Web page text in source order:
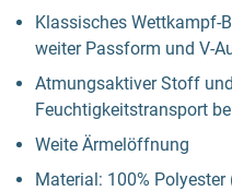
Klassisches Wettkampf-
weiter Passform und V-
Atmungsaktiver Stoff
Feuchtigkeitstransport
Weite Ärmelöffnung
Material: 100% Polyester